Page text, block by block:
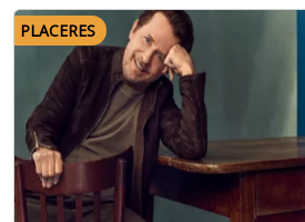
PLACERES